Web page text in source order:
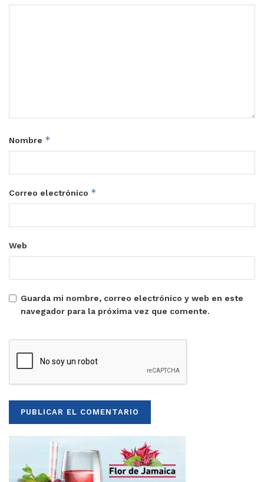
Nombre *
Correo electrónico *
Web
Guarda mi nombre, correo electrónico y web en este
navegador para la próxima vez que comente.